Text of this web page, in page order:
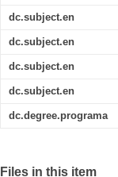
dc.subject.en
dc.subject.en
dc.subject.en
dc.subject.en
dc.degree.programa
Files in this item